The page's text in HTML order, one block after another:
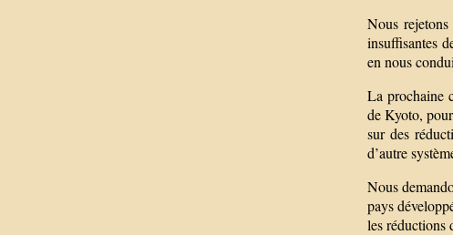
Nous
insuffisantes
en nous
La prochaine
de Kyoto,
sur des
d’autre
Nous
pays
les réductions